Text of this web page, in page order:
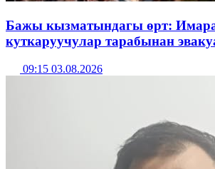
Бажы кызматындагы өрт:
куткаруучулар тарабынан
09:15 03.08.2026